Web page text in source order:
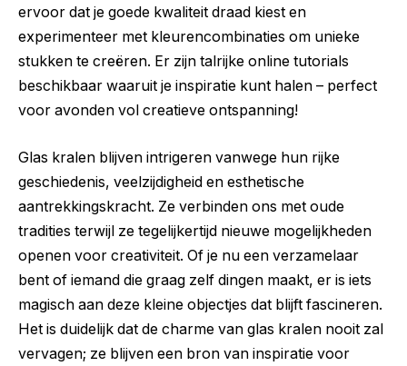
ervoor dat je goede kwaliteit draad kiest en
experimenteer met kleurencombinaties om unieke
stukken te creëren. Er zijn talrijke online tutorials
beschikbaar waaruit je inspiratie kunt halen – perfect
voor avonden vol creatieve ontspanning!
Glas kralen blijven intrigeren vanwege hun rijke
geschiedenis, veelzijdigheid en esthetische
aantrekkingskracht. Ze verbinden ons met oude
tradities terwijl ze tegelijkertijd nieuwe mogelijkheden
openen voor creativiteit. Of je nu een verzamelaar
bent of iemand die graag zelf dingen maakt, er is iets
magisch aan deze kleine objectjes dat blijft fascineren.
Het is duidelijk dat de charme van glas kralen nooit zal
vervagen; ze blijven een bron van inspiratie voor